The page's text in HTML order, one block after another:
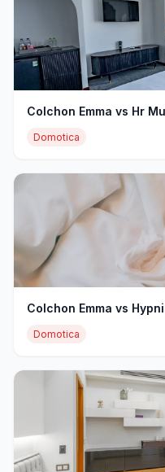
Colchon Emma vs Hr
Domotica
Colchon Emma vs
Domotica